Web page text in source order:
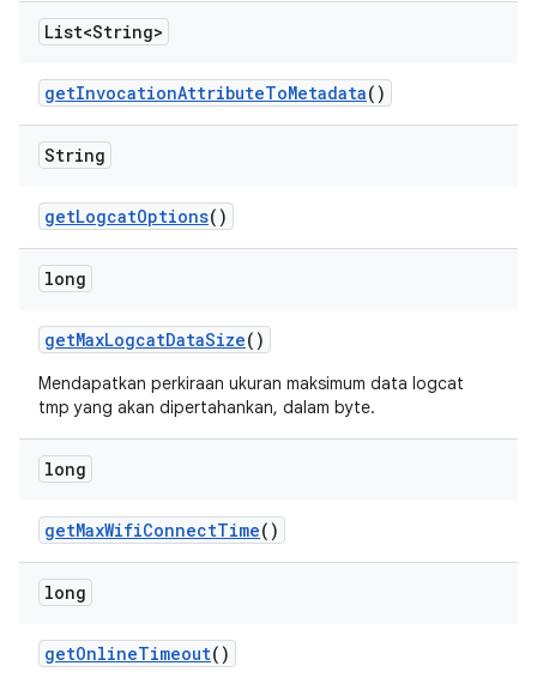
List<String>
getInvocationAttributeToMetadata()
String
getLogcatOptions()
long
getMaxLogcatDataSize()
Mendapatkan perkiraan ukuran maksimum data logcat
tmp yang akan dipertahankan, dalam byte.
long
getMaxWifiConnectTime()
long
getOnlineTimeout()